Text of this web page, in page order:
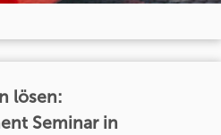
lösen:
Seminar in